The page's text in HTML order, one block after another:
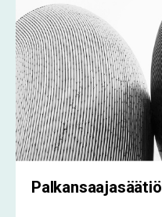
Palkansaajasäätiö